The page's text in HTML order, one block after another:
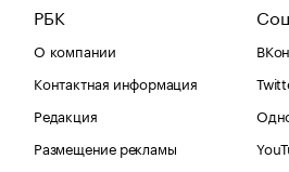
РБК
О компании
Контактная информация
Редакция
Размещение рекламы